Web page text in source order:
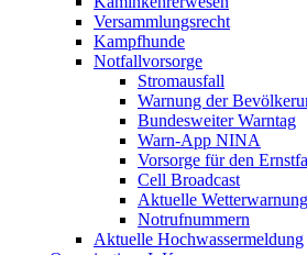
Versammlungsrecht
Kampfhunde
Notfallvorsorge
Stromausfall
Warnung der
Bundesweiter Warntag
Warn-App NINA
Vorsorge für den
Cell Broadcast
Aktuelle Wetterwarnung
Notrufnummern
Aktuelle Hochwassermeldung